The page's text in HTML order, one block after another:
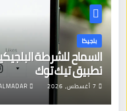
بلجيكا
السماح للشرطة
تطبيق تيك توك
7 أغسطس، 2026